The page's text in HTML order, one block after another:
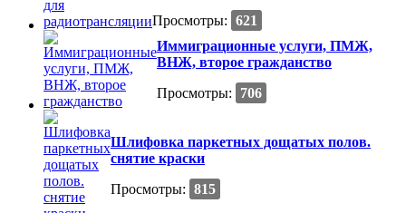
Просмотры: 621
Иммиграционные услуги, ПМЖ,
ВНЖ, второе гражданство
Просмотры:
706
Шлифовка паркетных дощатых полов.
снятие краски
Просмотры: 815